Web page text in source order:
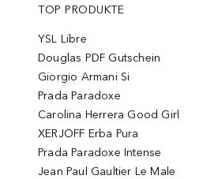
TOP PRODUKTE
YSL Libre
Douglas PDF Gutschein
Giorgio Armani Si
Prada Paradoxe
Carolina Herrera Good Girl
XERJOFF Erba Pura
Prada Paradoxe Intense
Jean Paul Gaultier Le Male